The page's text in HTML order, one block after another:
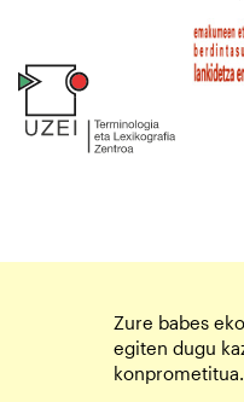
Zure babes
egiten dugu
konprometitua.